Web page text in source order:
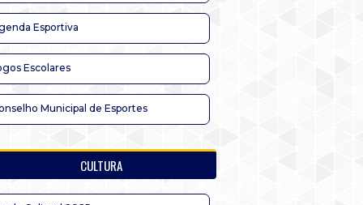
Esportiva
Escolares
Municipal de Esportes
CULTURA